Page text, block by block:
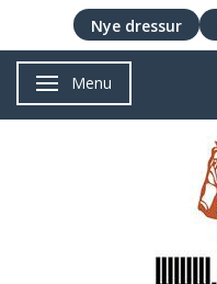
Skifte navigation
Menu
Nye dressur